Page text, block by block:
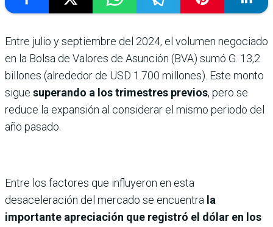
Entre julio y septiembre del 2024, el volumen negociado
en la Bolsa de Valores de Asunción (BVA) sumó G. 13,2
billones (alrededor de USD 1.700 millones). Este monto
sigue superando a los trimestres previos, pero se
reduce la expansión al considerar el mismo periodo del
año pasado.
Entre los factores que influyeron en esta
desaceleración del mercado se encuentra la
importante apreciación que registró el dólar en los